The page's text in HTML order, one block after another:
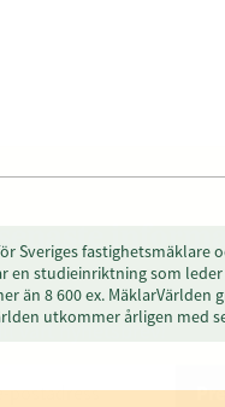
Sveriges fastighetsmäklare
en studieinriktning som
än 8 600 ex. MäklarVärlden
utkommer årligen med